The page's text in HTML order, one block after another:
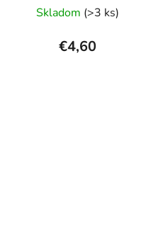
hodnotenie
produktu
je
Skladom (>3 ks)
€4,60